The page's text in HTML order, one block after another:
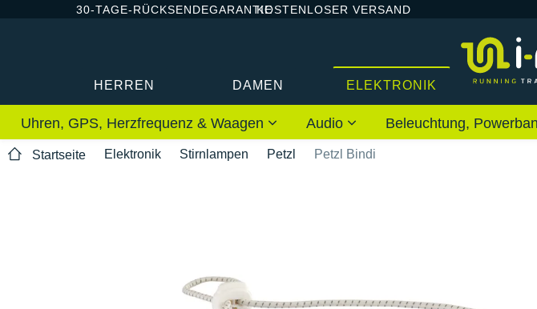
30-TAGE-RÜCKSENDEGARANTIEKOSTENLOSER VERSAND
HERREN DAMEN ELEKTRONIK
Uhren, GPS, Herzfrequenz & Waagen Audio Beleuchtung,
Startseite Elektronik Stirnlampen Petzl Petzl Bindi